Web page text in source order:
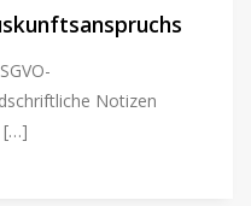
Notizen
[…]